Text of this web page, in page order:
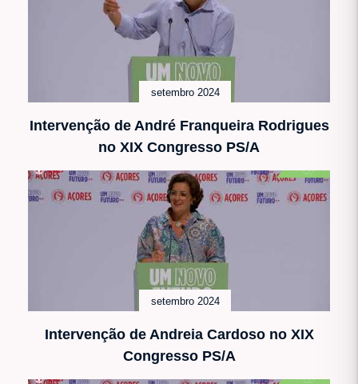
setembro 2024
Intervenção de André Franqueira Rodrigues
no XIX Congresso PS/A
setembro 2024
Intervenção de Andreia Cardoso no XIX
Congresso PS/A